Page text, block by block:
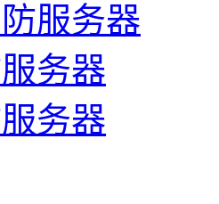
服务器
务器
务器